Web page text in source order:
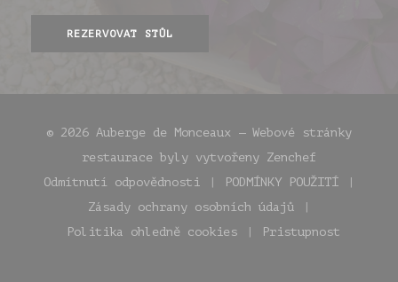
REZERVOVAT STŮL
© 2026 Auberge de Monceaux — Webové stránky
restaurace byly vytvořeny Zenchef
Odmítnutí odpovědnosti
PODMÍNKY POUŽITÍ
Zásady ochrany osobních údajů
((otevře se v novém okně))
Politika ohledně cookies
((otevře se v novém okně))
Pristupnost
((otevře se v